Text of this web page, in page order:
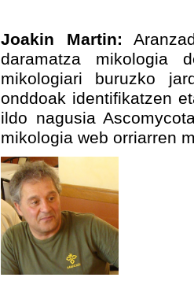
Joakin Martin:
daramatza mikologia
mikologiari buruzko
onddoak identifikatzen
ildo nagusia
mikologia web orriarren